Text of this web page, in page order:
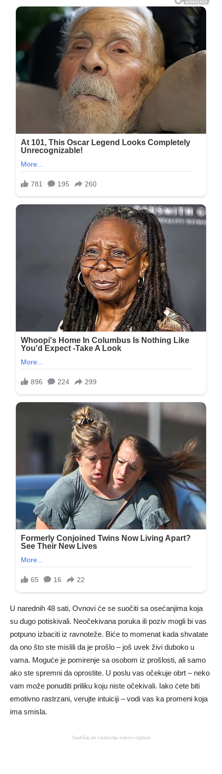
U narednih 48 sati, Ovnovi će se suočiti sa osećanjima koja
su dugo potiskivali. Neočekivana poruka ili poziv mogli bi vas
potpuno izbaciti iz ravnoteže. Biće to momenat kada shvatate
da ono što ste mislili da je prošlo – još uvek živi duboko u
vama. Moguće je pomirenje sa osobom iz prošlosti, ali samo
ako ste spremni da oprostite. U poslu vas očekuje obrt – neko
vam može ponuditi priliku koju niste očekivali. Iako ćete biti
emotivno rastrzani, verujte intuiciji – vodi vas ka promeni koja
ima smisla.
Sadržaj se nastavlja nakon oglasa